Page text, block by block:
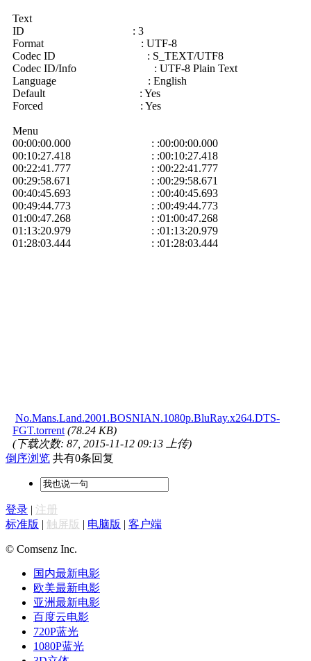
Text
ID : 3
Format : UTF-8
Codec ID : S_TEXT/UTF8
Codec ID/Info : UTF-8 Plain Text
Language : English
Default : Yes
Forced : Yes
Menu
00:00:00.000 : :00:00:00.000
00:10:27.418 : :00:10:27.418
00:22:41.777 : :00:22:41.777
00:29:58.671 : :00:29:58.671
00:40:45.693 : :00:40:45.693
00:49:44.773 : :00:49:44.773
01:00:47.268 : :01:00:47.268
01:13:20.979 : :01:13:20.979
01:28:03.444 : :01:28:03.444
No.Mans.Land.2001.BOSNIAN.1080p.BluRay.x264.DTS-
FGT.torrent (78.24 KB)
(下载次数: 87, 2015-11-12 09:13 上传)
倒序浏览 共有0条回复
登录 | 注册
标准版 | 触屏版 | 电脑版 | 客户端
© Comsenz Inc.
国内最新电影
欧美最新电影
亚洲最新电影
百度云电影
720P蓝光
1080P蓝光